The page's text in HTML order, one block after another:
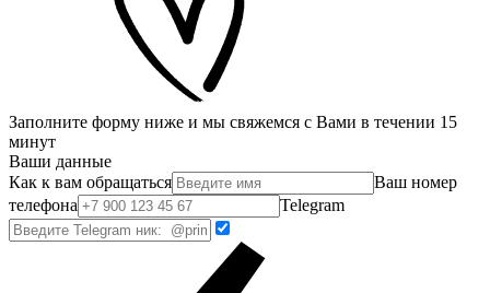
Заполните форму ниже и мы свяжемся с Вами в течении 15
минут
Ваши данные
Как к вам обращаться
Ваш номер
телефона
Telegram